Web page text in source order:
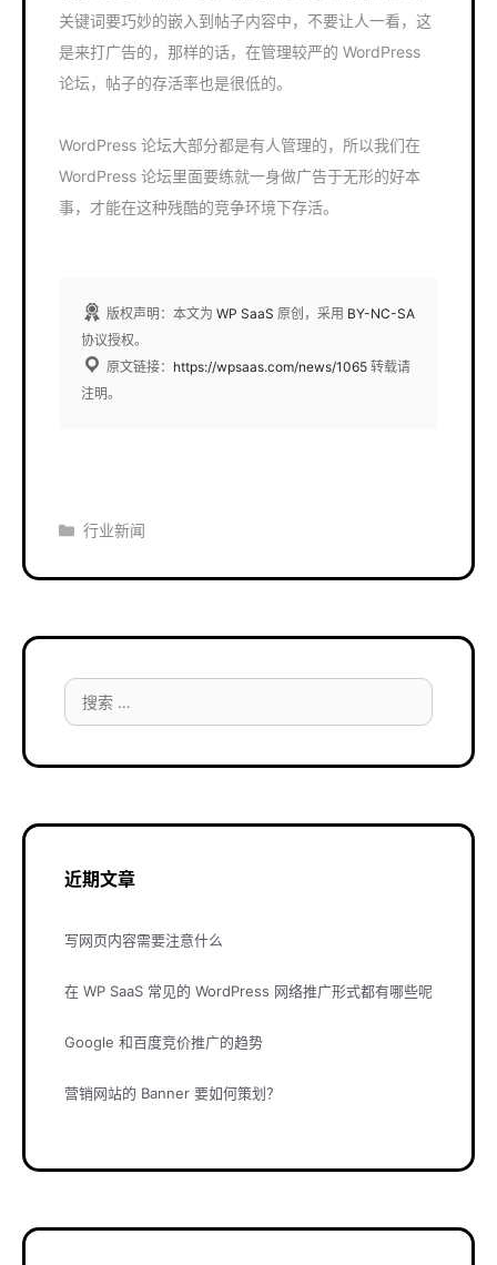
关键词要巧妙的嵌入到帖子内容中，不要让人一看，这
是来打广告的，那样的话，在管理较严的 WordPress
论坛，帖子的存活率也是很低的。
WordPress 论坛大部分都是有人管理的，所以我们在
WordPress 论坛里面要练就一身做广告于无形的好本
事，才能在这种残酷的竞争环境下存活。
版权声明：本文为 WP SaaS 原创，采用 BY-NC-SA
协议授权。
原文链接： https://wpsaas.com/news/1065 转载请
注明。
分
行业新闻
搜
索：
近期文章
写网页内容需要注意什么
在 WP SaaS 常见的 WordPress 网络推广形式都有哪些呢
Google 和百度竞价推广的趋势
营销网站的 Banner 要如何策划？